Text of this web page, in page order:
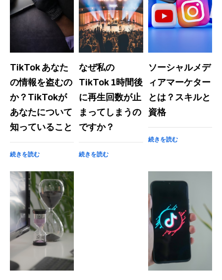
TikTok あなた
の情報を盗むの
か？TikTokが
あなたについて
知っていること
続きを読む
なぜ私の
TikTok 1時間後
に再生回数が止
まってしまうの
ですか？
続きを読む
ソーシャルメデ
ィアマーケター
とは？スキルと
資格
続きを読む